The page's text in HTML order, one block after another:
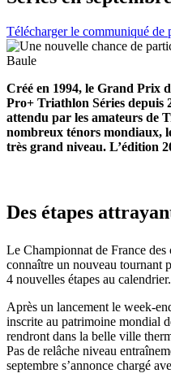
Télécharger le communiqué de
Créé en 1994, le Grand Prix
Pro+ Triathlon Séries depuis
attendu par les amateurs de
nombreux ténors mondiaux,
très grand niveau. L’édition
Des étapes
Le Championnat de France
connaître un nouveau tournant
4 nouvelles étapes au calendrier.
Après un lancement le week-
inscrite au patrimoine mondial
rendront dans la belle ville
Pas de relâche niveau
septembre s’annonce chargé